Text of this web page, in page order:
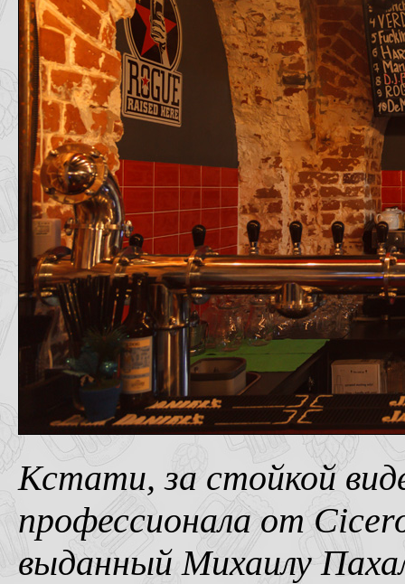
Кстати, за стойкой
профессионала от
выданный Михаилу